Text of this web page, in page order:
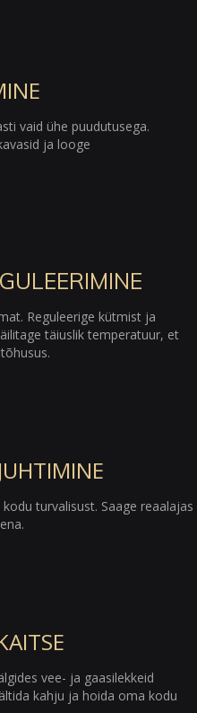
vaid ühe puudutusega.
ja looge
Reguleerige kütmist ja
täiuslik temperatuur, et
turvalisust. Saage reaalajas
vee- ja gaasilekkeid
kahju ja hoida oma kodu